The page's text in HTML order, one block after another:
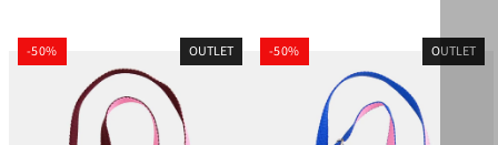
-50% OUTLET -50% OUTLET